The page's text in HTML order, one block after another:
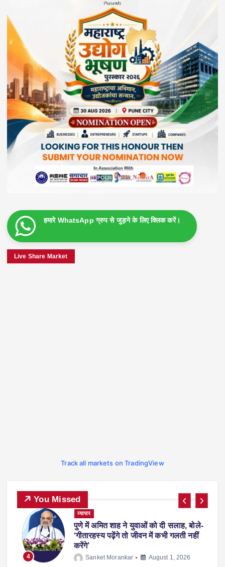
हमारे WhatsApp ग्रुप से जुड़ने के लिए क्लिक करें।
Live Share Market
Track all markets on TradingView
You Missed
4
व्यापार
पुणे में अमित शाह ने युवाओं को दी सलाह, बोले-
‘गीतारहस्य पढ़ेंगे तो जीवन में कभी गलती नहीं
करेंगे’
Sanket Morankar August 1, 2026